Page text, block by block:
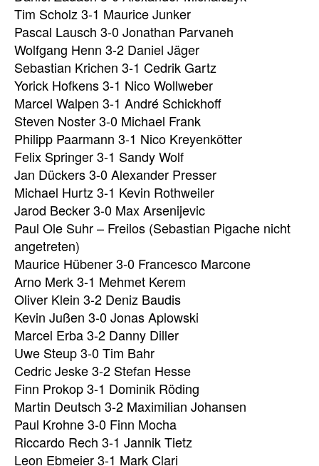
Tim Scholz 3-1 Maurice Junker
Pascal Lausch 3-0 Jonathan Parvaneh
Wolfgang Henn 3-2 Daniel Jäger
Sebastian Krichen 3-1 Cedrik Gartz
Yorick Hofkens 3-1 Nico Wollweber
Marcel Walpen 3-1 André Schickhoff
Steven Noster 3-0 Michael Frank
Philipp Paarmann 3-1 Nico Kreyenkötter
Felix Springer 3-1 Sandy Wolf
Jan Dückers 3-0 Alexander Presser
Michael Hurtz 3-1 Kevin Rothweiler
Jarod Becker 3-0 Max Arsenijevic
Paul Ole Suhr – Freilos (Sebastian Pigache nicht
angetreten)
Maurice Hübener 3-0 Francesco Marcone
Arno Merk 3-1 Mehmet Kerem
Oliver Klein 3-2 Deniz Baudis
Kevin Jußen 3-0 Jonas Aplowski
Marcel Erba 3-2 Danny Diller
Uwe Steup 3-0 Tim Bahr
Cedric Jeske 3-2 Stefan Hesse
Finn Prokop 3-1 Dominik Röding
Martin Deutsch 3-2 Maximilian Johansen
Paul Krohne 3-0 Finn Mocha
Riccardo Rech 3-1 Jannik Tietz
Leon Ebmeier 3-1 Mark Clari